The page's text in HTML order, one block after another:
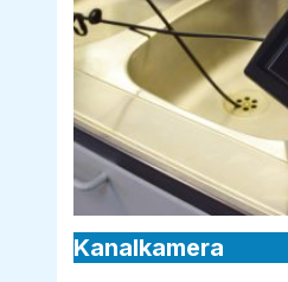
Kanalkamera